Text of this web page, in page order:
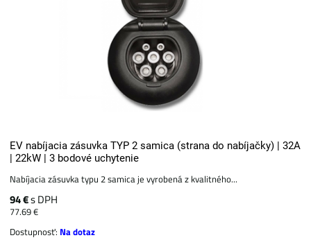
EV nabíjacia zásuvka TYP 2 samica (strana do nabíjačky) | 32A
| 22kW | 3 bodové uchytenie
Nabíjacia zásuvka typu 2 samica je vyrobená z kvalitného...
94 €s DPH
77.69 €
Dostupnosť: Na dotaz